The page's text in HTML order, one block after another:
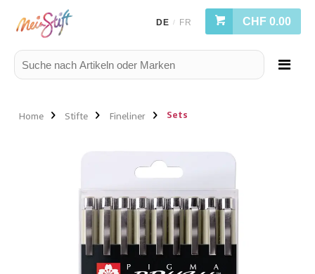
DE / FR CHF 0.00
Home Stifte Fineliner Sets